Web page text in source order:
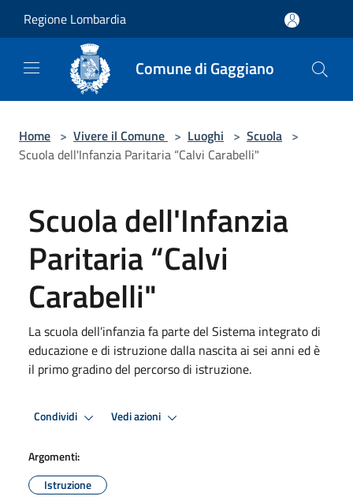
Regione Lombardia
Comune di Gaggiano
Home > Vivere il Comune > Luoghi > Scuola >
Scuola dell'Infanzia Paritaria “Calvi Carabelli"
Scuola dell'Infanzia
Paritaria “Calvi
Carabelli"
La scuola dell’infanzia fa parte del Sistema integrato di
educazione e di istruzione dalla nascita ai sei anni ed è
il primo gradino del percorso di istruzione.
Condividi Vedi azioni
Argomenti:
Istruzione